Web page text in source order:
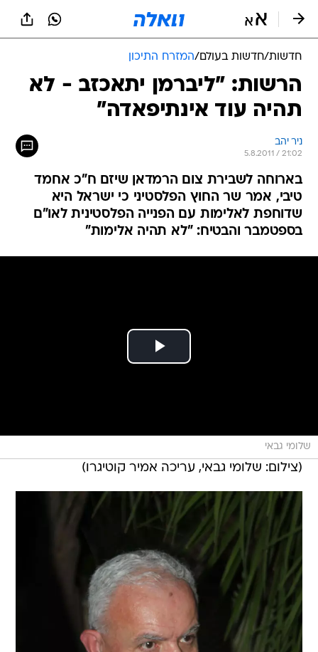
חדשות/חדשות בעולם/המזרח התיכון
הרשות: "ליברמן יתאכזב - לא
תהיה עוד אינתיפאדה"
ניר יהב
5.8.2011 / 21:02
בארוחה לשבירת צום הרמדאן שיזם ח"כ אחמד
טיבי, אמר שר החוץ הפלסטיני כי ישראל היא
שדוחפת לאלימות עם הפנייה הפלסטינית לאו"ם
בספטמבר והבטיח: "לא תהיה אלימות"
שלומי גבאי
(צילום: שלומי גבאי, עריכה אמיר קוטיגרו)